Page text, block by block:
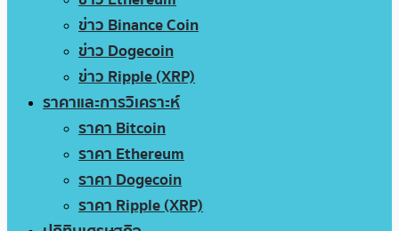
ข่าว Binance Coin
ข่าว Dogecoin
ข่าว Ripple (XRP)
ราคาและการวิเคราะห์
ราคา Bitcoin
ราคา Ethereum
ราคา Dogecoin
ราคา Ripple (XRP)